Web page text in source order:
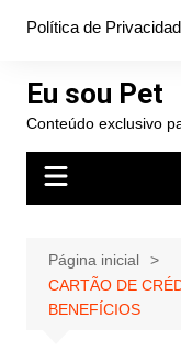
conteúdo
Política de
Eu sou Pet
Conteúdo exclusivo
Página inicial
CARTÃO DE
BENEFÍCIOS